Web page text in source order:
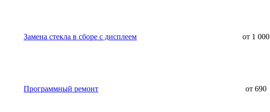
Замена стекла в сборе с дисплеем от 1 000
Программный ремонт от 690